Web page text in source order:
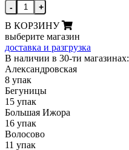
- +
В КОРЗИНУ
выберите магазин
доставка и разгрузка
В наличии в 30-ти магазинах:
Александровская
8 упак
Бегуницы
15 упак
Большая Ижора
16 упак
Волосово
11 упак